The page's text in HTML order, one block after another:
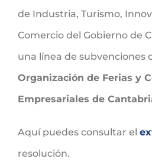
de Industria, Turismo,
Comercio del Gobierno de
una línea de subvenciones
Organización de Ferias y
Empresariales de
Aquí puedes consultar el
resolución.